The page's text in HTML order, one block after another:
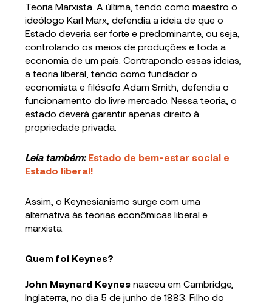
Teoria Marxista. A última, tendo como maestro o
ideólogo Karl Marx, defendia a ideia de que o
Estado deveria ser forte e predominante, ou seja,
controlando os meios de produções e toda a
economia de um país. Contrapondo essas ideias,
a teoria liberal, tendo como fundador o
economista e filósofo Adam Smith, defendia o
funcionamento do livre mercado. Nessa teoria, o
estado deverá garantir apenas direito à
propriedade privada.
Leia também: Estado de bem-estar social e
Estado liberal!
Assim, o Keynesianismo surge com uma
alternativa às teorias econômicas liberal e
marxista.
Quem foi Keynes?
John Maynard Keynesnasceu em Cambridge,
Inglaterra, no dia 5 de junho de 1883. Filho do